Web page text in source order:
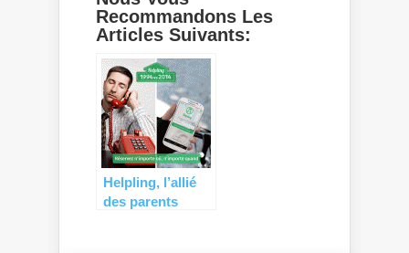
Recommandons Les
Articles Suivants:
Helpling, l’allié
des parents